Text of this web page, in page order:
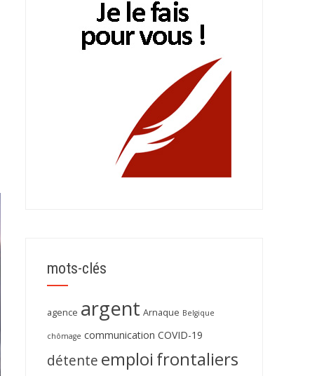
mots-clés
agence argent Arnaque Belgique
chômage communication COVID-19
détente emploi frontaliers